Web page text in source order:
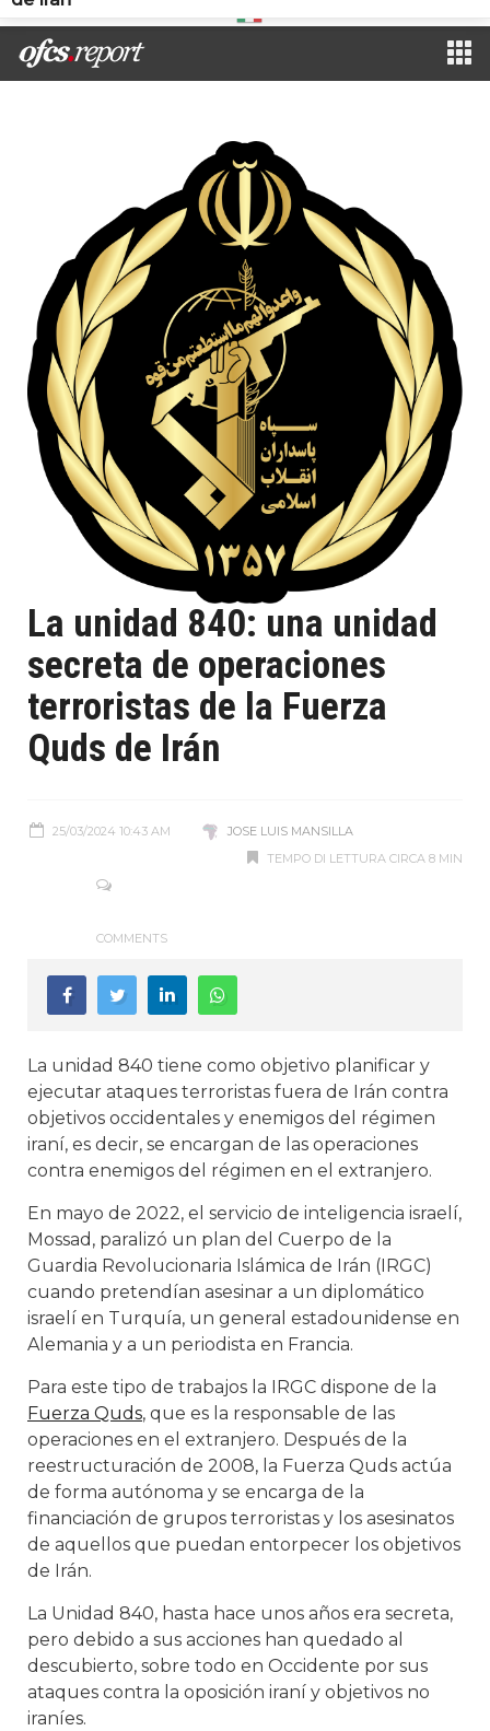
La unidad 840: una unidad
secreta de operaciones
terroristas de la Fuerza
Quds de Irán
25/03/2024 10:43 AM
JOSE LUIS MANSILLA
TEMPO DI LETTURA CIRCA 8 MIN
COMMENTS
La unidad 840 tiene como objetivo planificar y
ejecutar ataques terroristas fuera de Irán contra
objetivos occidentales y enemigos del régimen
iraní, es decir, se encargan de las operaciones
contra enemigos del régimen en el extranjero.
En mayo de 2022, el servicio de inteligencia israelí,
Mossad, paralizó un plan del Cuerpo de la
Guardia Revolucionaria Islámica de Irán (IRGC)
cuando pretendían asesinar a un diplomático
israelí en Turquía, un general estadounidense en
Alemania y a un periodista en Francia.
Para este tipo de trabajos la IRGC dispone de la
Fuerza Quds, que es la responsable de las
operaciones en el extranjero. Después de la
reestructuración de 2008, la Fuerza Quds actúa
de forma autónoma y se encarga de la
financiación de grupos terroristas y los asesinatos
de aquellos que puedan entorpecer los objetivos
de Irán.
La Unidad 840, hasta hace unos años era secreta,
pero debido a sus acciones han quedado al
descubierto, sobre todo en Occidente por sus
ataques contra la oposición iraní y objetivos no
iraníes.